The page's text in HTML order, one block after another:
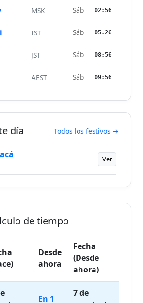
MSK Sáb 02:56
IST Sáb 05:26
JST Sáb 08:56
AEST Sáb 09:56
día Todos los festivos →
Ver
de tiempo
Desde
ahora
Fecha
(Desde
ahora)
En 1
7 de